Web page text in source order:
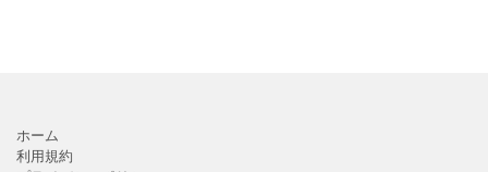
ホーム
利用規約